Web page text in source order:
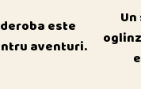
este
aventuri.